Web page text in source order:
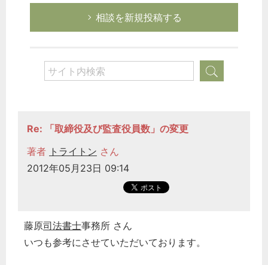
相談を新規投稿する
Re: 「取締役及び監査役員数」の変更
著者 トライトン さん
2012年05月23日 09:14
藤原司法書士事務所 さん
いつも参考にさせていただいております。